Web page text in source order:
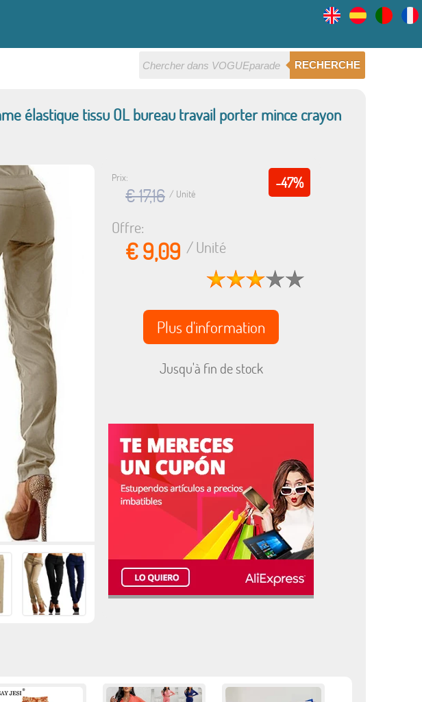
RECHERCHE
élastique tissu OL bureau travail porter mince crayon
-47%
Prix:
€ 17,16 / Unité
Offre:
€ 9,09 / Unité
Plus d'information
Jusqu'à fin de stock